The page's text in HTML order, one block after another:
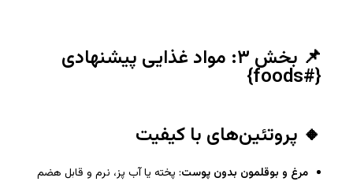
📌 بخش ۳: مواد غذایی پیشنهادی
{#foods}
🔸 پروتئین‌های با کیفیت
مرغ و بوقلمون بدون پوست: پخته یا آب پز، نرم و قابل هضم